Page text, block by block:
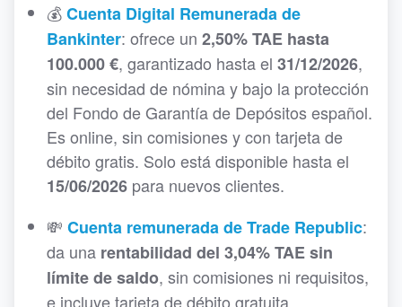
💰Cuenta Digital Remunerada de
Bankinter: ofrece un 2,50% TAE hasta
100.000 €, garantizado hasta el 31/12/2026,
sin necesidad de nómina y bajo la protección
del Fondo de Garantía de Depósitos español.
Es online, sin comisiones y con tarjeta de
débito gratis. Solo está disponible hasta el
15/06/2026 para nuevos clientes.
💸 Cuenta remunerada de Trade Republic:
da una rentabilidad del 3,04% TAE sin
límite de saldo, sin comisiones ni requisitos,
e incluye tarjeta de débito gratuita.